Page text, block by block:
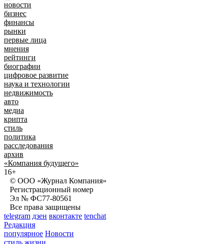
новости
бизнес
финансы
рынки
первые лица
мнения
рейтинги
биографии
цифровое развитие
наука и технологии
недвижимость
авто
медиа
крипта
стиль
политика
расследования
архив
«Компания будущего»
16+
© ООО «Журнал Компания»
Регистрационный номер
Эл № ФС77-80561
Все права защищены
telegram дзен вконтакте tenchat
Редакция
популярное Новости
стиль жизни